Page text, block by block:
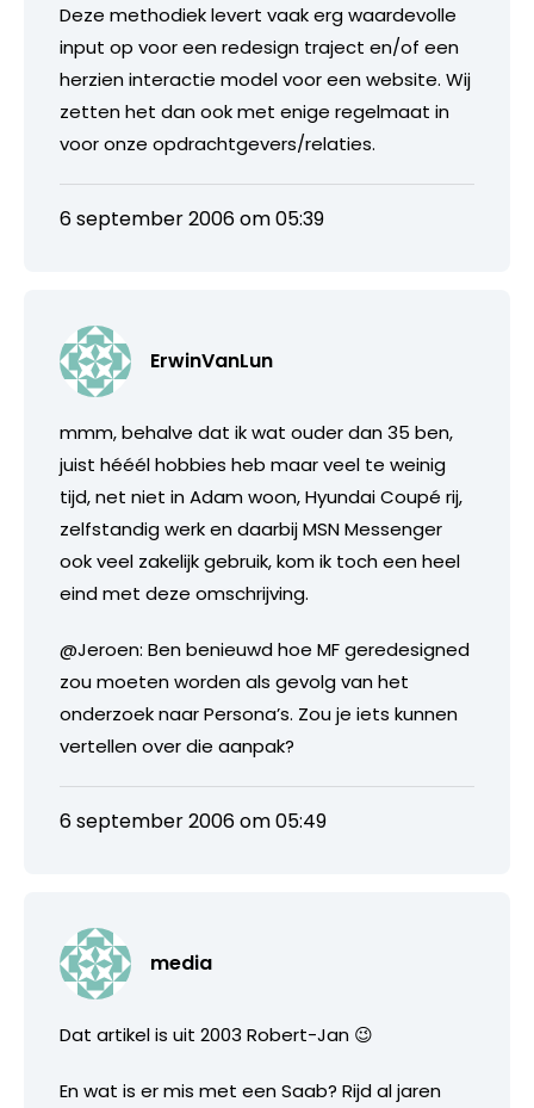
Deze methodiek levert vaak erg waardevolle
input op voor een redesign traject en/of een
herzien interactie model voor een website. Wij
zetten het dan ook met enige regelmaat in
voor onze opdrachtgevers/relaties.
6 september 2006 om 05:39
ErwinVanLun
mmm, behalve dat ik wat ouder dan 35 ben,
juist hééél hobbies heb maar veel te weinig
tijd, net niet in Adam woon, Hyundai Coupé rij,
zelfstandig werk en daarbij MSN Messenger
ook veel zakelijk gebruik, kom ik toch een heel
eind met deze omschrijving.
@Jeroen: Ben benieuwd hoe MF geredesigned
zou moeten worden als gevolg van het
onderzoek naar Persona’s. Zou je iets kunnen
vertellen over die aanpak?
6 september 2006 om 05:49
media
Dat artikel is uit 2003 Robert-Jan 😉
En wat is er mis met een Saab? Rijd al jaren